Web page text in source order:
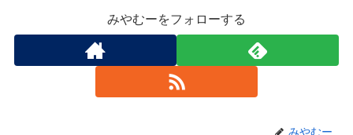
みやむーをフォローする
みやむー